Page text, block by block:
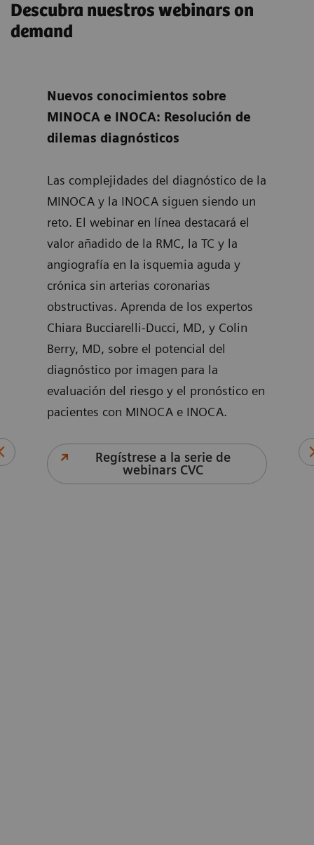
Descubra nuestros webinars on
demand
Nuevos conocimientos sobre
MINOCA e INOCA: Resolución de
dilemas diagnósticos
Las complejidades del diagnóstico de la
MINOCA y la INOCA siguen siendo un
reto. El webinar en línea destacará el
valor añadido de la RMC, la TC y la
angiografía en la isquemia aguda y
crónica sin arterias coronarias
obstructivas. Aprenda de los expertos
Chiara Bucciarelli-Ducci, MD, y Colin
Berry, MD, sobre el potencial del
diagnóstico por imagen para la
evaluación del riesgo y el pronóstico en
pacientes con MINOCA e INOCA.
Regístrese a la serie de
webinars CVC